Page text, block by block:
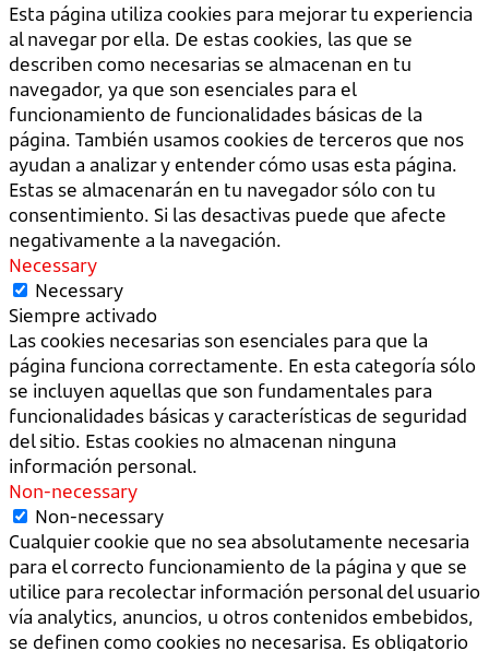
Esta página utiliza cookies para mejorar tu experiencia
al navegar por ella. De estas cookies, las que se
describen como necesarias se almacenan en tu
navegador, ya que son esenciales para el
funcionamiento de funcionalidades básicas de la
página. También usamos cookies de terceros que nos
ayudan a analizar y entender cómo usas esta página.
Estas se almacenarán en tu navegador sólo con tu
consentimiento. Si las desactivas puede que afecte
negativamente a la navegación.
Necessary
Necessary
Siempre activado
Las cookies necesarias son esenciales para que la
página funciona correctamente. En esta categoría sólo
se incluyen aquellas que son fundamentales para
funcionalidades básicas y características de seguridad
del sitio. Estas cookies no almacenan ninguna
información personal.
Non-necessary
Non-necessary
Cualquier cookie que no sea absolutamente necesaria
para el correcto funcionamiento de la página y que se
utilice para recolectar información personal del usuario
vía analytics, anuncios, u otros contenidos embebidos,
se definen como cookies no necesarisa. Es obligatorio